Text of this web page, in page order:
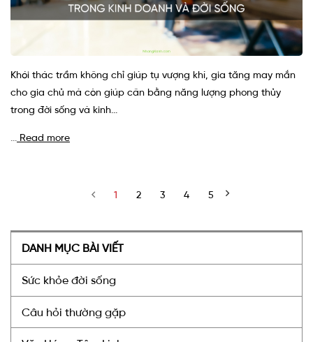
Khói thác trầm không chỉ giúp tụ vượng khí, gia tăng may mắn
cho gia chủ mà còn giúp cân bằng năng lượng phong thủy
trong đời sống và kinh...
Read more
1 2 3 4 5
DANH MỤC BÀI VIẾT
Sức khỏe đời sống
Câu hỏi thường gặp